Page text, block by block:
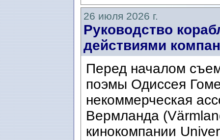
26 июля 2026 г.
Руководство
действиями
Перед началом
поэмы Одиссея
некоммерческая
Вермланда
кинокомпании